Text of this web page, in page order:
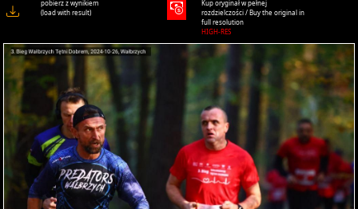
pobierz z wynikiem
(load with result)
Kup oryginał w pełnej
rozdzielczości / Buy the original in
full resolution
HIGH-RES